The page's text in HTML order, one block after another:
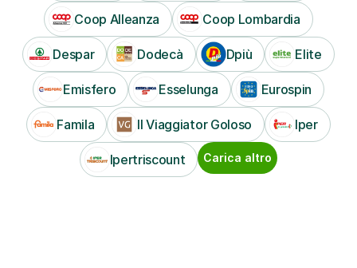
Coop Alleanza Coop Lombardia
Despar Dodecà Dpiù Elite
Emisfero Esselunga Eurospin
Famila Il Viaggiator Goloso Iper
Ipertriscount Carica altro